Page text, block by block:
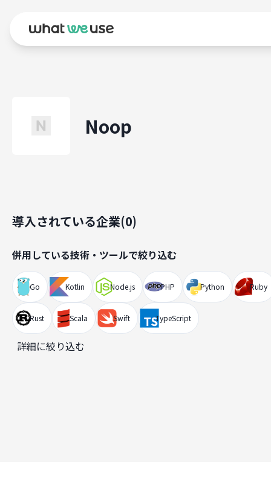
Noop
導入されている企業(0)
併用している技術・ツールで絞り込む
Go Kotlin Node.js PHP Python Ruby
Rust Scala Swift TypeScript
詳細に絞り込む